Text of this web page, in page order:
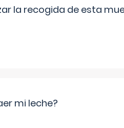
la recogida de esta
mi leche?